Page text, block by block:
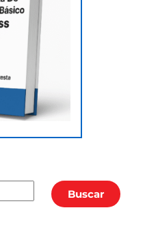
Buscar